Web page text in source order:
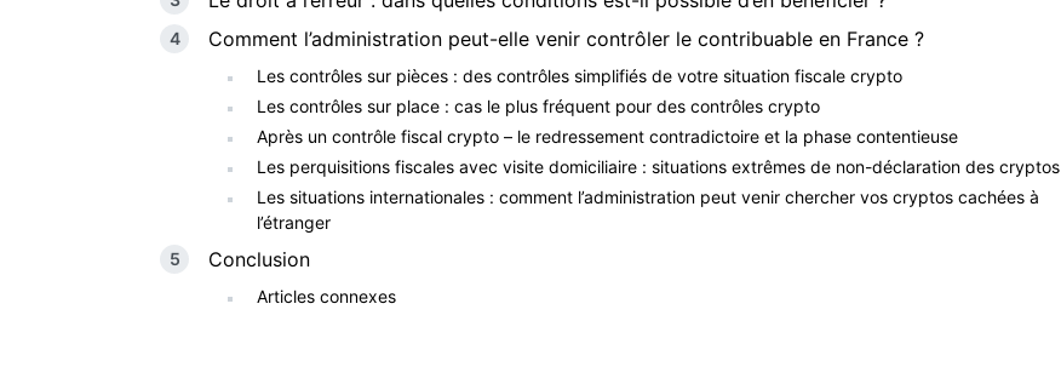
Comment l’administration peut-elle venir contrôler le contribuable en France ?
Les contrôles sur pièces : des contrôles simplifiés de votre situation fiscale crypto
Les contrôles sur place : cas le plus fréquent pour des contrôles crypto
Après un contrôle fiscal crypto – le redressement contradictoire et la phase contentieuse
Les perquisitions fiscales avec visite domiciliaire : situations extrêmes de non-déclaration des cryptos
Les situations internationales : comment l’administration peut venir chercher vos cryptos cachées à
l’étranger
Conclusion
Articles connexes